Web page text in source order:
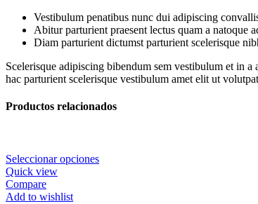
Vestibulum penatibus nunc dui adipiscing
Abitur parturient praesent lectus quam a natoque
Diam parturient dictumst parturient scelerisque
Scelerisque adipiscing bibendum sem vestibulum et in
hac parturient scelerisque vestibulum amet elit ut
Productos relacionados
Seleccionar opciones
Quick view
Compare
Add to wishlist